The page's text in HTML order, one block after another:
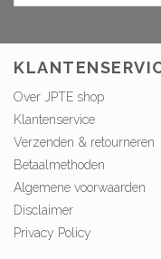
Over JPTE shop
Klantenservice
Verzenden & retourneren
Betaalmethoden
Algemene voorwaarden
Disclaimer
Privacy Policy